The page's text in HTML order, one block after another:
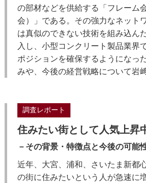
の部材などを供給する「フレーム
会）」である。その強力なネット
は真似のできない技術を組み込ん
入し、小型コンクリート製品業界
ポジションを確保するようになっ
みや、今後の経営戦略について岩
調査レポート
住みたい街として人気上昇
－その背景・特徴点と今後の可能
近年、大宮、浦和、さいたま新都
の街に住みたいという人が急速に